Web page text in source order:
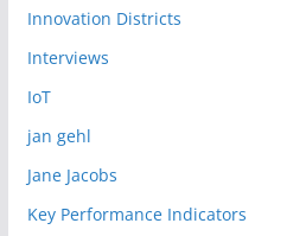
Innovation Districts
Interviews
IoT
jan gehl
Jane Jacobs
Key Performance Indicators